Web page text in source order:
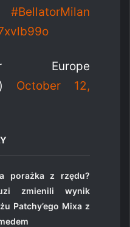
#BellatorMilan
Europe
October 12,
porażka z rzędu?
zmienili wynik
Patchy’ego Mixa z